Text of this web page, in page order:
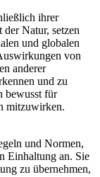
ihrer
Natur, setzen
und globalen
von
anderer
und zu
bewusst für
mitzuwirken.
und Normen,
Einhaltung an. Sie
zu übernehmen,